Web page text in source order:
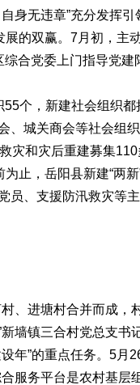
身无违章”充分发挥
的双赢。7月初，主
合党委上门指导党
个，新建社会组织
、城关商会等社会组
灾和灾后重建募集
为止，岳阳县新建“两
员、支援防汛救灾等
、进塘村合并而成
墙镇三合村党总支书
年”的重点任务。5
服务平台是农村基